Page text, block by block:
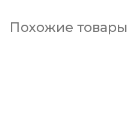
Похожие товары